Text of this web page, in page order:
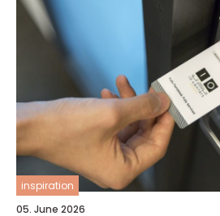
inspiration
05. June 2026